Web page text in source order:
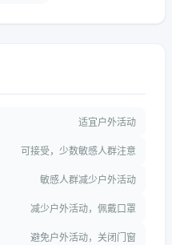
适宜户外活动
可接受，少数敏感人群注意
敏感人群减少户外活动
减少户外活动，佩戴口罩
避免户外活动，关闭门窗